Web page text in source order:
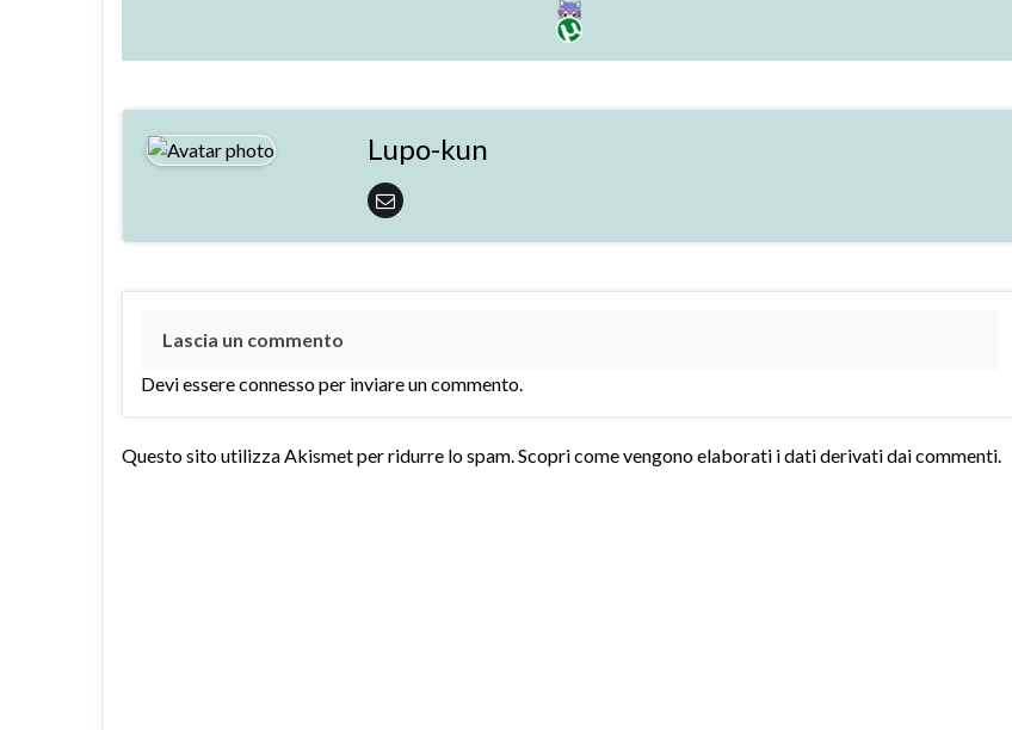
Lupo-kun
Lascia un commento
Devi essereconnessoper inviare un commento.
Questo sito utilizza Akismet per ridurre lo spam.Scopri come vengono elaborati i dati derivati dai commenti.